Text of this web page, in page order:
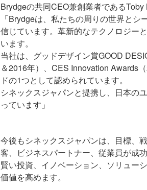
Brydgeの共同CEO兼創業者であるToby
「Brydgeは、私たちの周りの世界とシ
信じています。革新的なテクノロジー
います。
当社は、グッドデザイン賞GOOD
＆2016年）、 CES Innovation Awards （
ドの1つとして認められています。
シネックスジャパンと提携し、日本の
っています」
今後もシネックスジャパンは、目標、
客、ビジネスパートナー、従業員が成
賢い投資、イノベーション、ソリュー
価値を高めます。